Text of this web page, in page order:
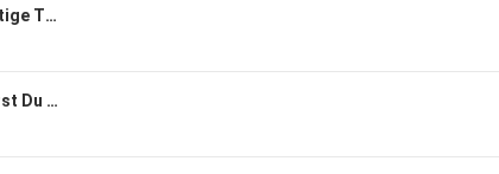
KI in der Hautarztpraxis: Der richtige Trigger spart Zeit
Arztpraxis-Rundgang: So steigerst Du mit klaren Prozessen Deine Marge